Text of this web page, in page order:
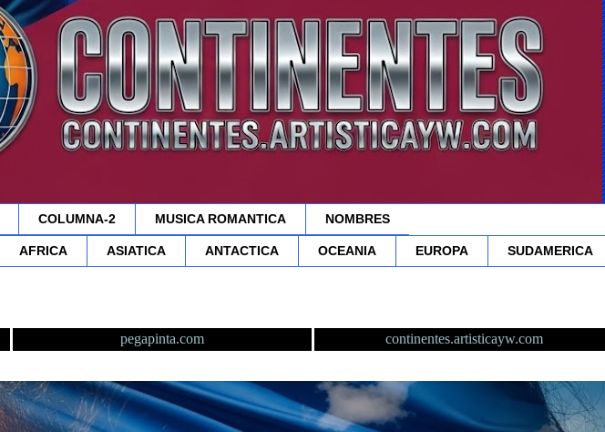
COLUMNA-2 MUSICA ROMANTICA NOMBRES
AFRICA ASIATICA ANTACTICA OCEANIA EUROPA SUDAMERICA
pegapinta.com continentes.artisticayw.com